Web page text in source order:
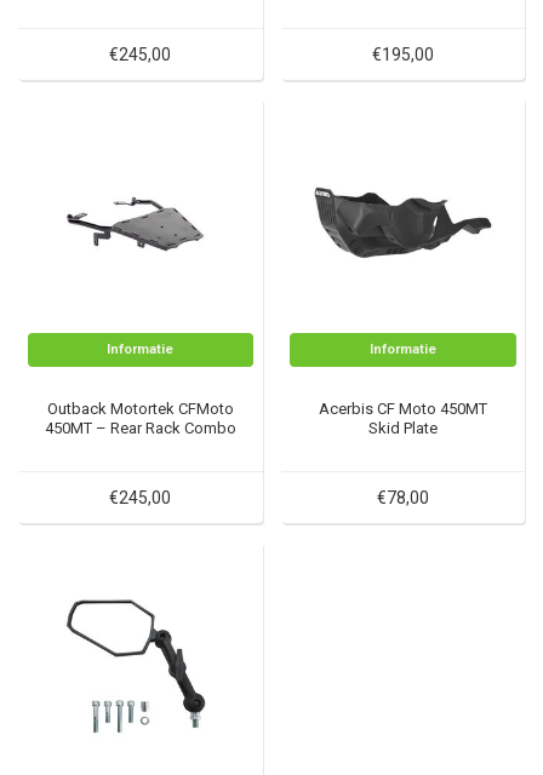
€245,00 €195,00
Informatie
Outback Motortek CFMoto
450MT – Rear Rack Combo
€245,00
Informatie
Acerbis CF Moto 450MT
Skid Plate
€78,00